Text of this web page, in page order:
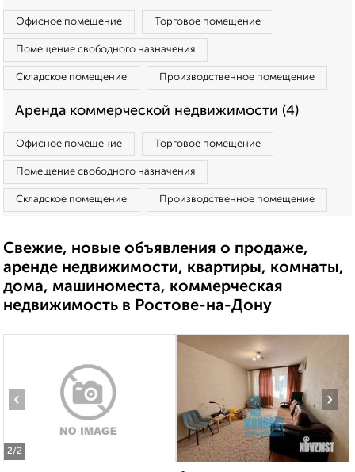
Офисное помещение Торговое помещение
Помещение свободного назначения
Складское помещение Производственное помещение
Аренда коммерческой недвижимости (4)
Офисное помещение Торговое помещение
Помещение свободного назначения
Складское помещение Производственное помещение
Свежие, новые объявления о продаже,
аренде недвижимости, квартиры, комнаты,
дома, машиноместа, коммерческая
недвижимость в Ростове-на-Дону
2/2
‹ ›